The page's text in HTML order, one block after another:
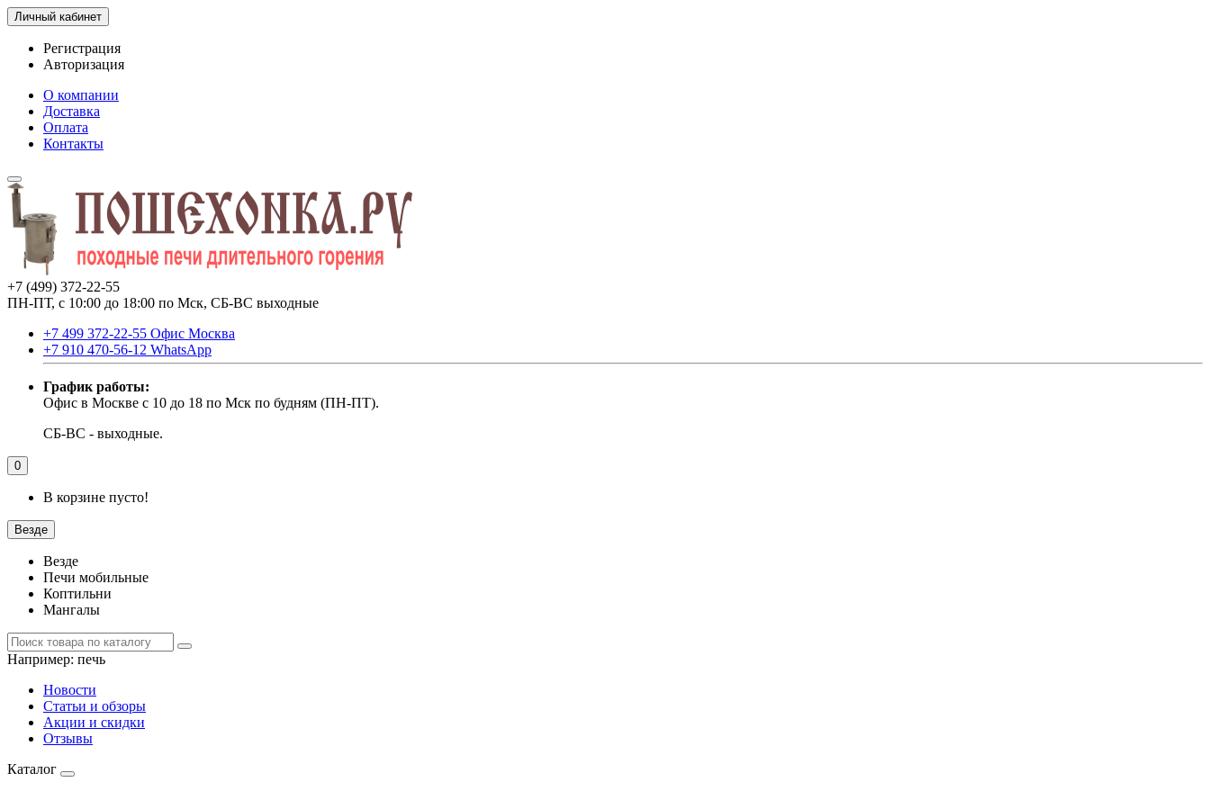
Личный кабинет
Регистрация
Авторизация
О компании
Доставка
Оплата
Контакты
+7 (499) 372-22-55
ПН-ПТ, с 10:00 до 18:00 по Мск, СБ-ВС выходные
+7 499 372-22-55 Офис Москва
+7 910 470-56-12 WhatsApp
График работы:
Офис в Москве с 10 до 18 по Мск по будням (ПН-ПТ).
СБ-ВС - выходные.
0
В корзине пусто!
Везде
Везде
Печи мобильные
Коптильни
Мангалы
Например: печь
Новости
Статьи и обзоры
Акции и скидки
Отзывы
Каталог